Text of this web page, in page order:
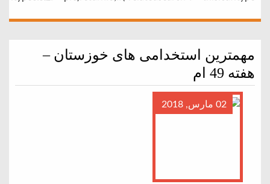
مهمترین استخدامی های خوزستان –
هفته 49 ام
02 مارس, 2018